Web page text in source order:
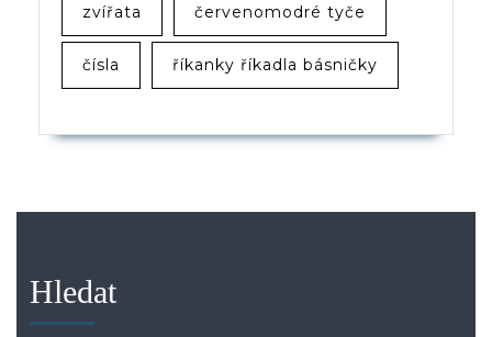
zvířata červenomodré tyče
čísla říkanky říkadla básničky
Hledat